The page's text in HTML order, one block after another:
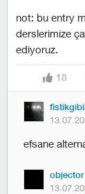
not: bu entry
derslerimize
ediyoruz.
18
efsane
objector